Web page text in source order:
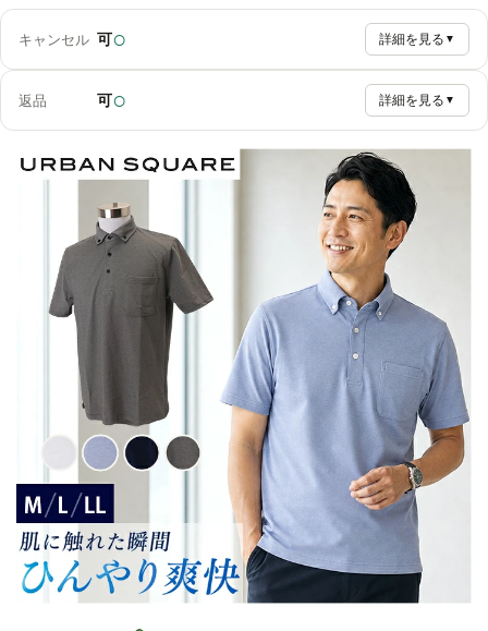
キャンセル 可○ 詳細を見る ▼
返品 可○ 詳細を見る ▼